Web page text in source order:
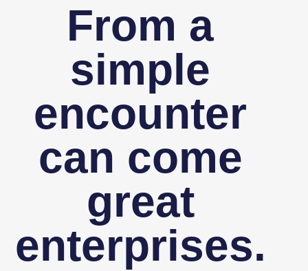
From a
simple
encounter
can come
great
enterprises.